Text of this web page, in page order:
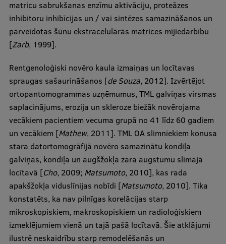
matricu sabrukšanas enzīmu aktivāciju, proteāzes
inhibitoru inhibīcijas un / vai sintēzes samazināšanos un
pārveidotas šūnu ekstracelulārās matrices mijiedarbību
[Zarb, 1999].
Rentgenoloģiski novēro kaula izmaiņas un locītavas
spraugas sašaurināšanos [de Souza, 2012]. Izvērtējot
ortopantomogrammas uzņēmumus, TML galviņas virsmas
saplacinājums, erozija un skleroze biežāk novērojama
vecākiem pacientiem vecuma grupā no 41 līdz 60 gadiem
un vecākiem [Mathew, 2011]. TML OA slimniekiem konusa
stara datortomogrāfijā novēro samazinātu kondiļa
galviņas, kondiļa un augšžokļa zara augstumu slimajā
locītavā [Cho, 2009; Matsumoto, 2010], kas rada
apakšžokļa viduslīnijas nobīdi [Matsumoto, 2010]. Tika
konstatēts, ka nav pilnīgas korelācijas starp
mikroskopiskiem, makroskopiskiem un radioloģiskiem
izmeklējumiem vienā un tajā pašā locītavā. Šie atklājumi
ilustrē neskaidrību starp remodelēšanās un